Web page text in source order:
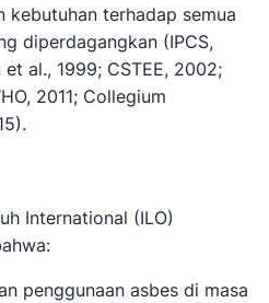
kebutuhan terhadap semua
diperdagangkan (IPCS,
al., 1999; CSTEE, 2002;
2011; Collegium
International (ILO)
penggunaan asbes di masa